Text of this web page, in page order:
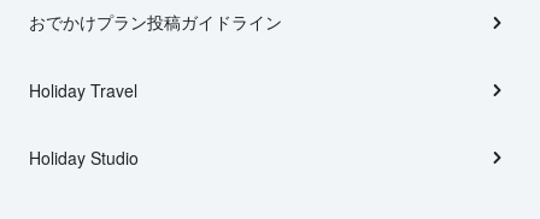
おでかけプラン投稿ガイドライン
Holiday Travel
Holiday Studio